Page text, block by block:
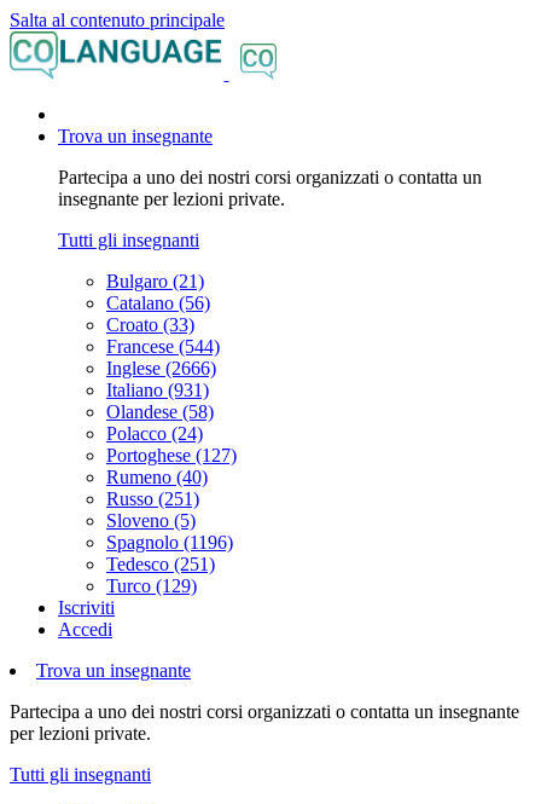
Salta al contenuto principale
Trova un insegnante
Partecipa a uno dei nostri corsi organizzati o contatta un
insegnante per lezioni private.
Tutti gli insegnanti
Bulgaro (21)
Catalano (56)
Croato (33)
Francese (544)
Inglese (2666)
Italiano (931)
Olandese (58)
Polacco (24)
Portoghese (127)
Rumeno (40)
Russo (251)
Sloveno (5)
Spagnolo (1196)
Tedesco (251)
Turco (129)
Iscriviti
Accedi
Trova un insegnante
Partecipa a uno dei nostri corsi organizzati o contatta un insegnante
per lezioni private.
Tutti gli insegnanti